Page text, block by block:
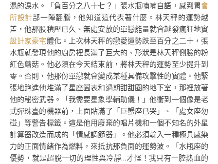
濕的淚水。「負百分之八十七？」張水瓶喃喃自語，感到胃會
所設計部一陣翻騰，他知道這代表著什麼。林天秤的運勢越
差，他那股積壓已久、無處安放的單戀能量就會越發瘋狂地實
設計家豪宅體化。上次林天秤的戀愛運勢跌至百分之二十，張
水瓶就發現他的廚房裡長滿了巨大的、形狀是林天秤側臉的粉
紅色蘑菇。他必須在今天結束前，將林天秤的運勢至少提升到
零。否則，他那份單戀就會變成某種具備攻擊性的實體。他緊
張地跑進他堆滿了星座圖表和過期甜甜圈的地下室，那裡放著
他的秘密武器。「我需要星象學輔助儀！」他衝到一個像是老
式彈珠臺的機器前，上面貼滿了「巨蟹座已哭」、「處女座勿
碰」等警告標籤。這是他用廢棄的唱片機和一個不知名的外星
計算器改造而成的「情感調節器」。他必須輸入一種極具感染
力的正面情緒作為燃料，來抵抗那負面的運勢波。「水瓶座的
優勢，就是超脫一切的理性與冷靜…才怪！我只有一腔熱血的